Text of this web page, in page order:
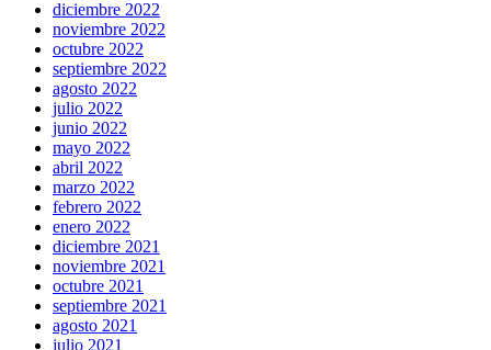
diciembre 2022
noviembre 2022
octubre 2022
septiembre 2022
agosto 2022
julio 2022
junio 2022
mayo 2022
abril 2022
marzo 2022
febrero 2022
enero 2022
diciembre 2021
noviembre 2021
octubre 2021
septiembre 2021
agosto 2021
julio 2021